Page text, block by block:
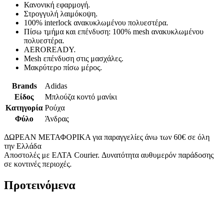
Κανονική εφαρμογή.
Στρογγυλή λαιμόκοψη.
100% interlock ανακυκλωμένου πολυεστέρα.
Πίσω τμήμα και επένδυση: 100% mesh ανακυκλωμένου
πολυεστέρα.
AEROREADY.
Mesh επένδυση στις μασχάλες.
Μακρύτερο πίσω μέρος.
Brands
Adidas
Είδος
Μπλούζα κοντό μανίκι
Κατηγορία Ρούχα
Φύλο
Άνδρας
ΔΩΡΕΑΝ ΜΕΤΑΦΟΡΙΚΑ για παραγγελίες άνω των 60€ σε όλη
την Ελλάδα
Αποστολές με ΕΛΤΑ Courier. Δυνατότητα αυθυμερόν παράδοσης
σε κοντινές περιοχές.
Προτεινόμενα